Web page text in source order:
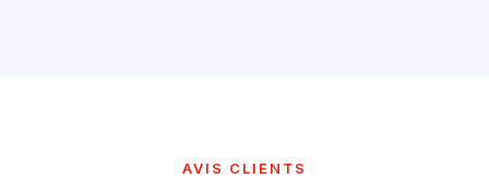
AVIS CLIENTS